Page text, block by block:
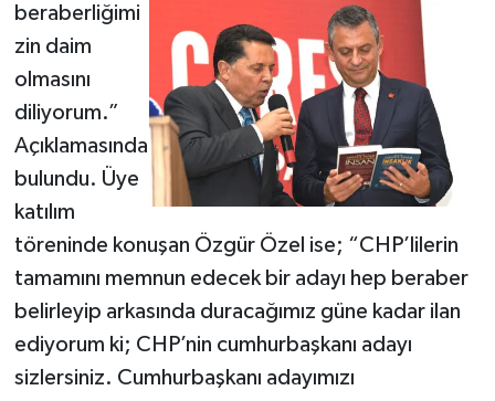
beraberliğimi
zin daim
olmasını
diliyorum.”
Açıklamasında
bulundu. Üye
katılım
töreninde konuşan Özgür Özel ise; “CHP’lilerin
tamamını memnun edecek bir adayı hep beraber
belirleyip arkasında duracağımız güne kadar ilan
ediyorum ki; CHP’nin cumhurbaşkanı adayı
sizlersiniz. Cumhurbaşkanı adayımızı